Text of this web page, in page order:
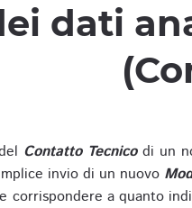
dati
Contatto Tecnicodi un
invio di un nuovo
corrispondere a quanto